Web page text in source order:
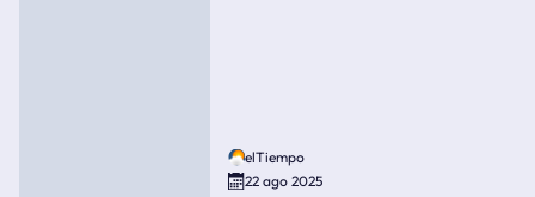
elTiempo
22 ago 2025